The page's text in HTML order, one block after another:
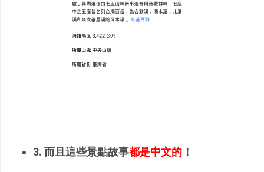
3. 而且這些景點故事都是中文的 ！